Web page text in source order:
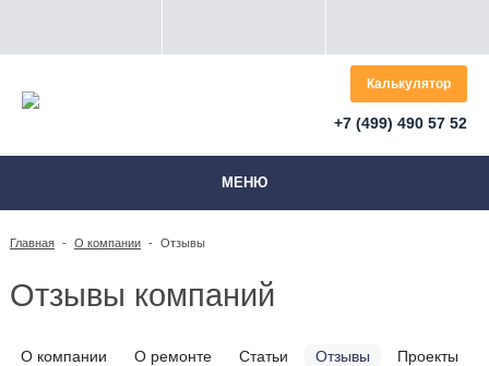
Калькулятор
+7 (499) 490 57 52
МЕНЮ
Главная - О компании - Отзывы
Отзывы компаний
О компании О ремонте Статьи Отзывы
Проекты